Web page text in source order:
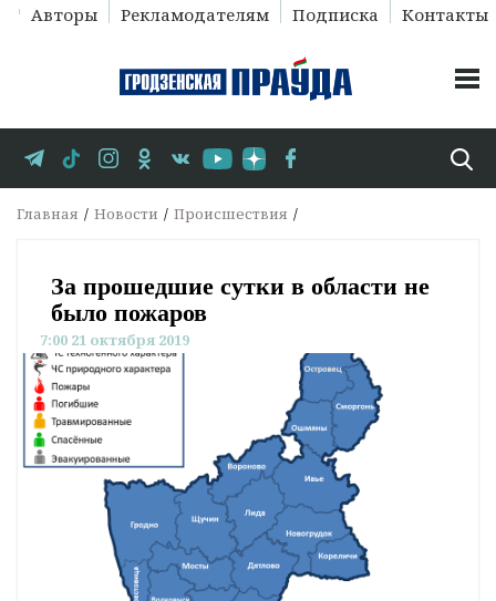
Авторы Рекламодателям Подписка Контакты
Главная Новости Происшествия
За прошедшие сутки в области не
было пожаров
7:00 21 октября 2019